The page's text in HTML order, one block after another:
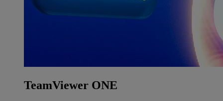
TeamViewer ONE